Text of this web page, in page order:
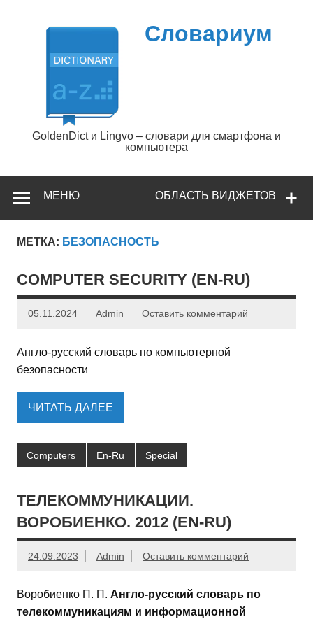
содержимому
Словариум
GoldenDict и Lingvo – словари для смартфона и
компьютера
ОБЛАСТЬ ВИДЖЕТОВ
МЕНЮ
МЕТКА: БЕЗОПАСНОСТЬ
COMPUTER SECURITY (EN-RU)
05.11.2024 Admin Оставить комментарий
Англо-русский словарь по компьютерной
безопасности
ЧИТАТЬ ДАЛЕЕ
Computers En-Ru Special
ТЕЛЕКОММУНИКАЦИИ.
ВОРОБИЕНКО. 2012 (EN-RU)
24.09.2023 Admin Оставить комментарий
Воробиенко П. П. Англо-русский словарь по
телекоммуникациям и информационной